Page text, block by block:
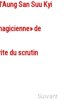
San Suu Kyi
de
du scrutin
Suivant